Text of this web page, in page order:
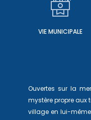
VIE MUNICIPALE
Ouvertes sur la
mystère propre aux
village en lui-